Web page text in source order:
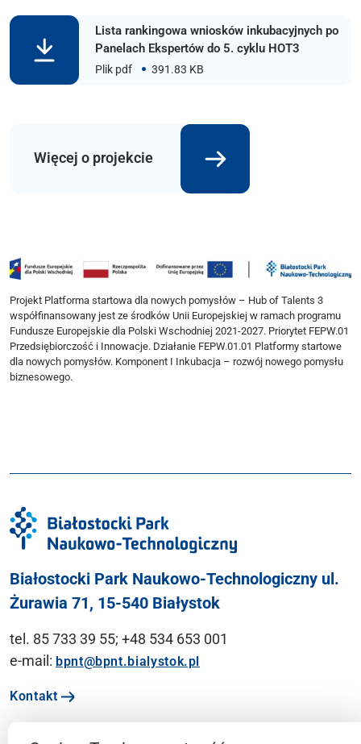
Lista rankingowa wniosków inkubacyjnych po
Panelach Ekspertów do 5. cyklu HOT3
Plik pdf 391.83 KB
Więcej o projekcie
Projekt Platforma startowa dla nowych pomysłów – Hub of Talents 3
współfinansowany jest ze środków Unii Europejskiej w ramach programu
Fundusze Europejskie dla Polski Wschodniej 2021-2027. Priorytet FEPW.01
Przedsiębiorczość i Innowacje. Działanie FEPW.01.01 Platformy startowe
dla nowych pomysłów. Komponent I Inkubacja – rozwój nowego pomysłu
biznesowego.
Białostocki Park Naukowo-Technologiczny ul.
Żurawia 71, 15-540 Białystok
tel. 85 733 39 55; +48 534 653 001
e-mail: bpnt@bpnt.bialystok.pl
Kontakt